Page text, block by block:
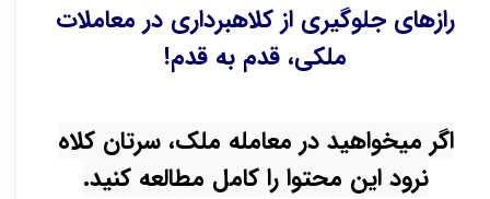
رازهای جلوگیری از کلاهبرداری در معاملات
ملکی، قدم به قدم!
اگر میخواهید در معامله ملک، سرتان کلاه
نرود این محتوا را کامل مطالعه کنید.